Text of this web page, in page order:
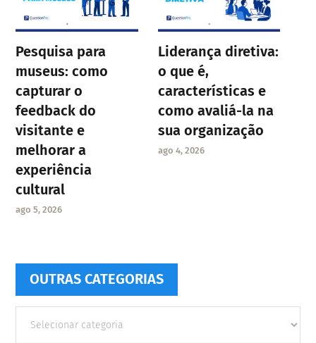
Pesquisa para
museus: como
capturar o
feedback do
visitante e
melhorar a
experiência
cultural
ago 5, 2026
Liderança diretiva:
o que é,
características e
como avaliá-la na
sua organização
ago 4, 2026
OUTRAS CATEGORIAS
Categorias